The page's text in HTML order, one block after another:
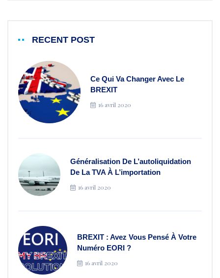
RECENT POST
Ce Qui Va Changer Avec Le
BREXIT
16 avril 2020
Généralisation De L’autoliquidation
De La TVA À L’importation
16 avril 2020
BREXIT : Avez Vous Pensé À Votre
Numéro EORI ?
16 avril 2020